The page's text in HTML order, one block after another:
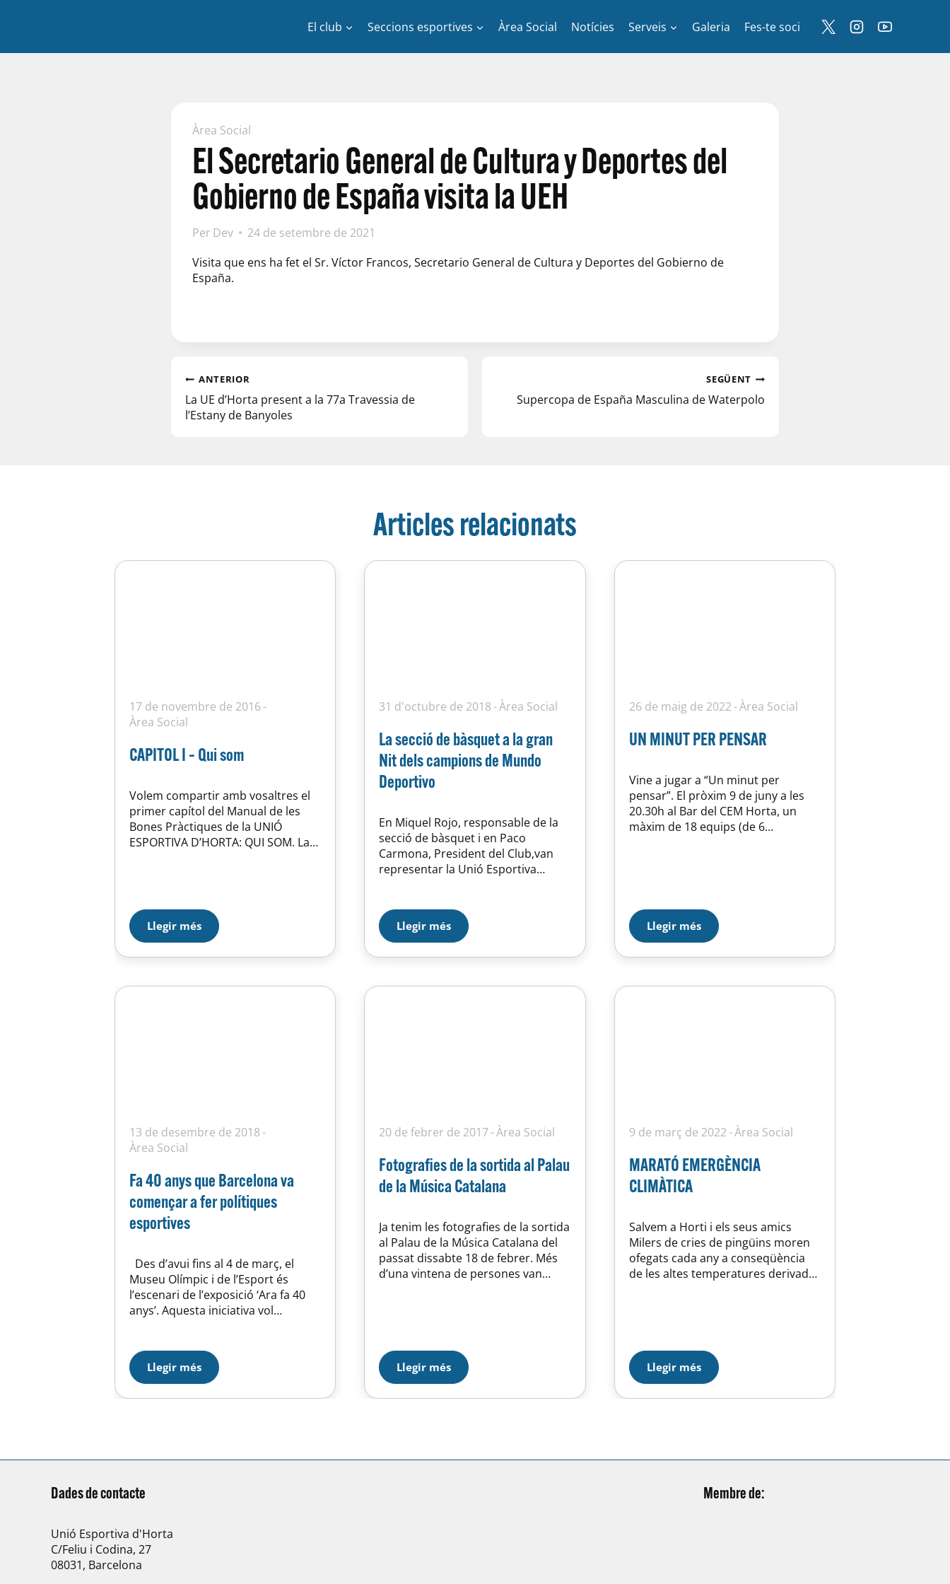
El club Seccions esportives Àrea Social Notícies Serveis Galeria Fes-te soci
Àrea Social
El Secretario General de Cultura y Deportes del
Gobierno de España visita la UEH
Per Dev
24 de setembre de 2021
Visita que ens ha fet el Sr. Víctor Francos, Secretario General de Cultura y Deportes del Gobierno de
España.
ANTERIOR
La UE d’Horta present a la 77a Travessia de
l’Estany de Banyoles
SEGÜENT
Supercopa de España Masculina de Waterpolo
Articles relacionats
17 de novembre de 2016
Àrea Social
CAPITOL I – Qui som
Volem compartir amb vosaltres el
primer capítol del Manual de les
Bones Pràctiques de la UNIÓ
ESPORTIVA D’HORTA: QUI SOM. La
d’obrar per l’assoliment de les
seves finalitats, que regula la seva
Llegir més
31 d'octubre de 2018 Àrea Social
La secció de bàsquet a la gran
Nit dels campions de Mundo
Deportivo
En Miquel Rojo, responsable de la
secció de bàsquet i en Paco
Carmona, President del Club,van
representar la Unió Esportiva
divendres passat a l’hotel Rey Juan
Carlos I. El motiu principal de
la gala és l’entrega de premis a tots
els clubs catalans que han…
Llegir més
26 de maig de 2022 Àrea Social
UN MINUT PER PENSAR
Vine a jugar a “Un minut per
pensar”. El pròxim 9 de juny a les
20.30h al Bar del CEM Horta, un
màxim de 18 equips (de 6
Llegir més
13 de desembre de 2018
Àrea Social
Fa 40 anys que Barcelona va
començar a fer polítiques
esportives
Des d’avui fins al 4 de març, el
Museu Olímpic i de l’Esport és
l’escenari de l’exposició ‘Ara fa 40
anys’. Aquesta iniciativa vol
en el desenvolupament de l’esport
durant el període 1979-1986 i,
alhora, un reconeixement a la tasca
realitzada pels principals artífexs
Llegir més
20 de febrer de 2017 Àrea Social
Fotografies de la sortida al Palau
de la Música Catalana
Ja tenim les fotografies de la sortida
al Palau de la Música Catalana del
passat dissabte 18 de febrer. Més
d’una vintena de persones van
Unió Esportiva d’Horta. Estigueu
atents aquesta setmana perquè
direm quina serà l’activitat…
Llegir més
9 de març de 2022 Àrea Social
MARATÓ EMERGÈNCIA
CLIMÀTICA
Salvem a Horti i els seus amics
Milers de cries de pingüins moren
ofegats cada any a conseqüència
de les altes temperatures derivades
seus…
Llegir més
Dades de contacte
Unió Esportiva d'Horta
C/Feliu i Codina, 27
08031, Barcelona
Membre de: